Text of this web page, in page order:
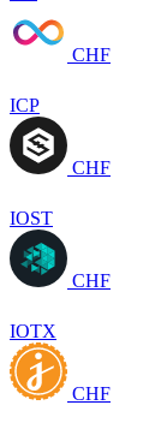
CHF
ICP
CHF
IOST
CHF
IOTX
CHF